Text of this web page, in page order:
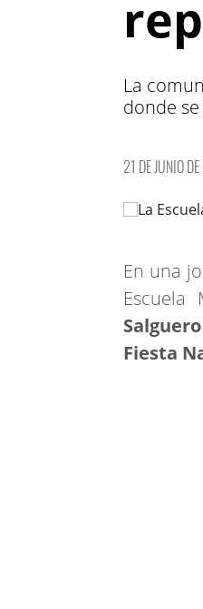
La
donde
21 DE JUNIO
En una
Escuela
Salguero
Fiesta